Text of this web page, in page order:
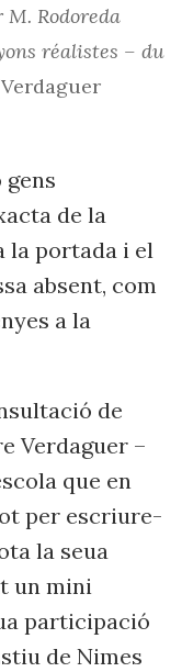
Rodoreda
réalistes – du
gens
de la
la portada i el
absent, com
a la
de
Verdaguer –
que en
per escriure-
la seua
un mini
participació
de Nimes